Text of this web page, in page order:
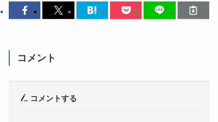
コメント
コメントする